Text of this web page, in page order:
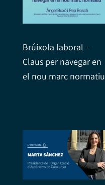
Brúixola laboral –
Claus per navegar en
el nou marc normatiu